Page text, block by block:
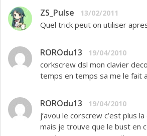
ZS_Pulse 13/02/2011
Quel trick peut on utiliser
ROROdu13 19/04/2010
corkscrew dsl mon clavier
temps en temps sa me le fait
ROROdu13 19/04/2010
j’avou le corscrew c’est plus
mais je trouve que le bust en